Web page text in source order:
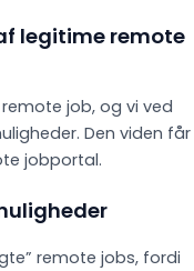
legitime remote
job, og vi ved
Den viden får
jobportal.
remote jobs, fordi